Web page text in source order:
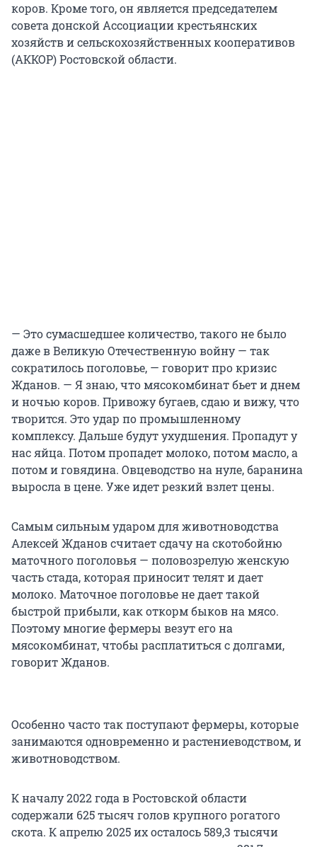
коров. Кроме того, он является председателем
совета донской Ассоциации крестьянских
хозяйств и сельскохозяйственных кооперативов
(АККОР) Ростовской области.
— Это сумасшедшее количество, такого не было
даже в Великую Отечественную войну — так
сократилось поголовье, — говорит про кризис
Жданов. — Я знаю, что мясокомбинат бьет и днем
и ночью коров. Привожу бугаев, сдаю и вижу, что
творится. Это удар по промышленному
комплексу. Дальше будут ухудшения. Пропадут у
нас яйца. Потом пропадет молоко, потом масло, а
потом и говядина. Овцеводство на нуле, баранина
выросла в цене. Уже идет резкий взлет цены.
Самым сильным ударом для животноводства
Алексей Жданов считает сдачу на скотобойню
маточного поголовья — половозрелую женскую
часть стада, которая приносит телят и дает
молоко. Маточное поголовье не дает такой
быстрой прибыли, как откорм быков на мясо.
Поэтому многие фермеры везут его на
мясокомбинат, чтобы расплатиться с долгами,
говорит Жданов.
Особенно часто так поступают фермеры, которые
занимаются одновременно и растениеводством, и
животноводством.
К началу 2022 года в Ростовской области
содержали 625 тысяч голов крупного рогатого
скота. К апрелю 2025 их осталось 589,3 тысячи